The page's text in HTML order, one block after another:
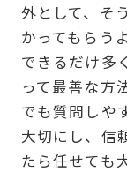
外として、そ
かってもらう
できるだけ多
って最善な方
でも質問しや
大切にし、信
たら任せても